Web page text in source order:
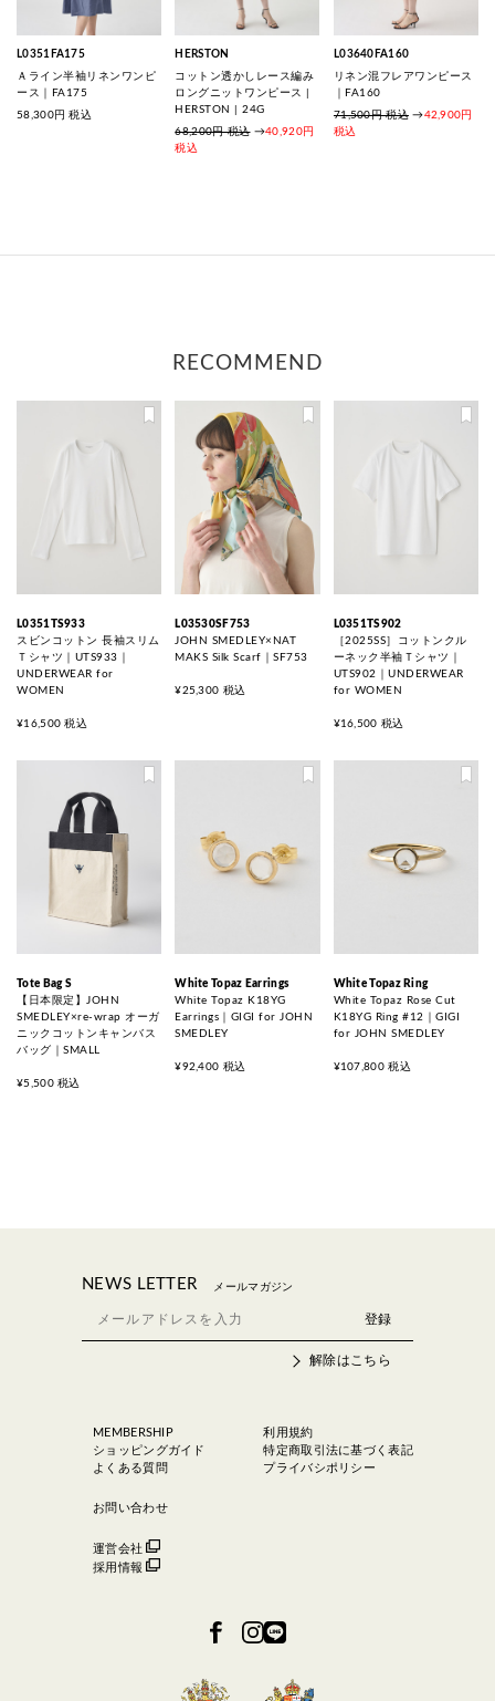
L0351FA175
Ａライン半袖リネンワンピ
ース｜FA175
58,300円 税込
HERSTON
コットン透かしレース編み
ロングニットワンピース |
HERSTON | 24G
68,200円 税込→40,920円
税込
L03640FA160
リネン混フレアワンピース
｜FA160
71,500円 税込→42,900円
税込
RECOMMEND
L0351TS933
スビンコットン 長袖スリム
Ｔシャツ｜UTS933｜
UNDERWEAR for
WOMEN
¥16,500 税込
L03530SF753
JOHN SMEDLEY×NAT
MAKS Silk Scarf｜SF753
¥25,300 税込
L0351TS902
［2025SS］コットンクル
ーネック半袖Ｔシャツ｜
UTS902｜UNDERWEAR
for WOMEN
¥16,500 税込
Tote Bag S
【日本限定】JOHN
SMEDLEY×re-wrap オーガ
ニックコットンキャンバス
バッグ｜SMALL
¥5,500 税込
White Topaz Earrings
White Topaz K18YG
Earrings｜GIGI for JOHN
SMEDLEY
¥92,400 税込
White Topaz Ring
White Topaz Rose Cut
K18YG Ring #12｜GIGI
for JOHN SMEDLEY
¥107,800 税込
NEWS LETTER メールマガジン
解除はこちら
MEMBERSHIP
ショッピングガイド
よくある質問
お問い合わせ
運営会社
採用情報
利用規約
特定商取引法に基づく表記
プライバシポリシー